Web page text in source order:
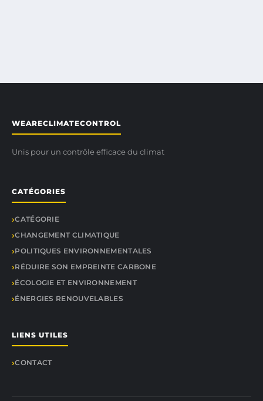
WEARECLIMATECONTROL
Unis pour un contrôle efficace du climat
CATÉGORIES
CATÉGORIE
CHANGEMENT CLIMATIQUE
POLITIQUES ENVIRONNEMENTALES
RÉDUIRE SON EMPREINTE CARBONE
ÉCOLOGIE ET ENVIRONNEMENT
ÉNERGIES RENOUVELABLES
LIENS UTILES
CONTACT